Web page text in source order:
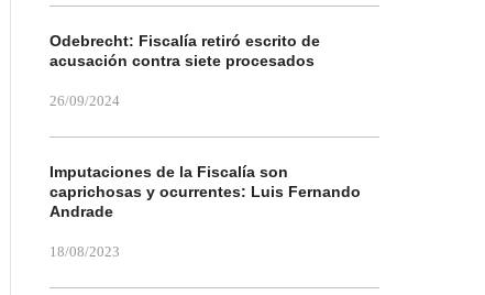
Odebrecht: Fiscalía retiró escrito de
acusación contra siete procesados
26/09/2024
Imputaciones de la Fiscalía son
caprichosas y ocurrentes: Luis Fernando
Andrade
18/08/2023